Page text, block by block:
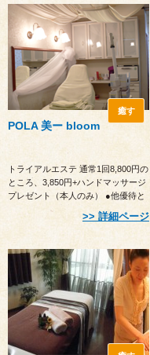
POLA 美ー bloom
癒す
トライアルエステ 通常1回8,800円の
ところ、3,850円+ハンドマッサージ
プレゼント（本人のみ） ●他優待と
の併用不可●注文時に提示
詳細ページ